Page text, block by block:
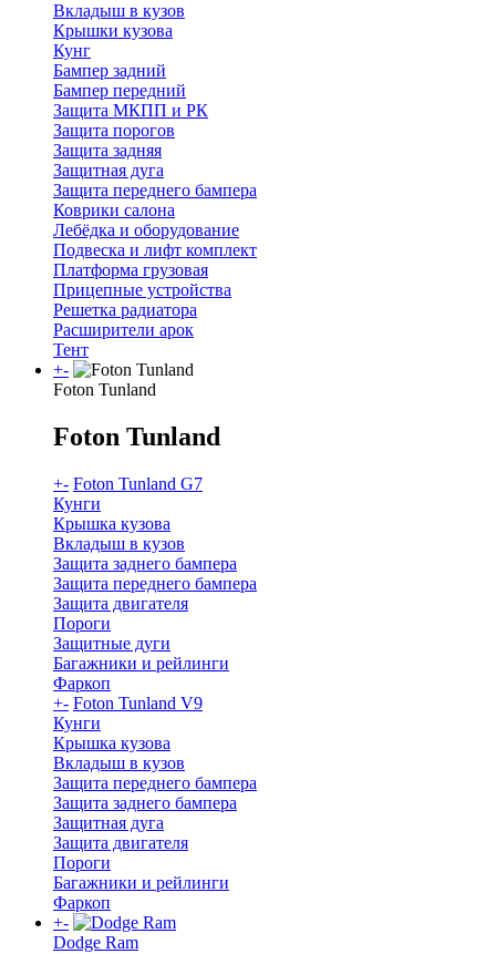
Вкладыш в кузов
Крышки кузова
Кунг
Бампер задний
Бампер передний
Защита МКПП и РК
Защита порогов
Защита задняя
Защитная дуга
Защита переднего бампера
Коврики салона
Лебёдка и оборудование
Подвеска и лифт комплект
Платформа грузовая
Прицепные устройства
Решетка радиатора
Расширители арок
Тент
+-
Foton Tunland
Foton Tunland
+- Foton Tunland G7
Кунги
Крышка кузова
Вкладыш в кузов
Защита заднего бампера
Защита переднего бампера
Защита двигателя
Пороги
Защитные дуги
Багажники и рейлинги
Фаркоп
+- Foton Tunland V9
Кунги
Крышка кузова
Вкладыш в кузов
Защита переднего бампера
Защита заднего бампера
Защитная дуга
Защита двигателя
Пороги
Багажники и рейлинги
Фаркоп
+-
Dodge Ram